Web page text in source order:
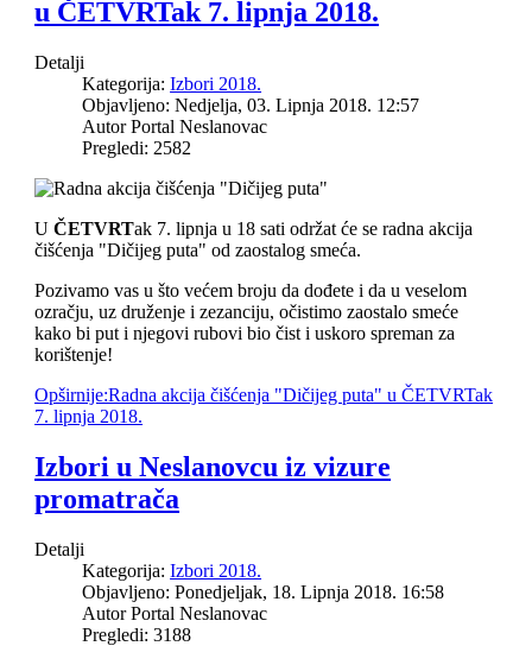
u ČETVRTak 7. lipnja 2018.
Detalji
Kategorija:Izbori 2018.
Objavljeno: Nedjelja, 03. Lipnja 2018. 12:57
Autor Portal Neslanovac
Pregledi: 2582
UČETVRTak 7. lipnja u 18 sati održat će se radna akcija
čišćenja "Dičijeg puta" od zaostalog smeća.
Pozivamo vas u što većem broju da dođete i da u veselom
ozračju, uz druženje i zezanciju, očistimo zaostalo smeće
kako bi put i njegovi rubovi bio čist i uskoro spreman za
korištenje!
Opširnije:Radna akcija čišćenja "Dičijeg puta" u ČETVRTak
7. lipnja 2018.
Izbori u Neslanovcu iz vizure
promatrača
Detalji
Kategorija:Izbori 2018.
Objavljeno: Ponedjeljak, 18. Lipnja 2018. 16:58
Autor Portal Neslanovac
Pregledi: 3188